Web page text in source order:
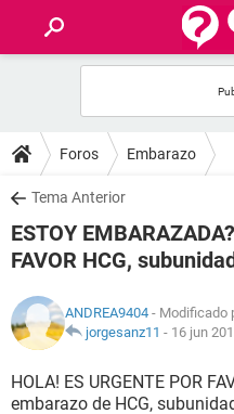
FOROS
SALUD
FAMILIA
NUTRICIÓN
Foros Embarazo
Tema Anterior
ESTOY
FAVOR HCG,
ANDREA9404 - Modificado
jorgesanz11 - 16 jun
HOLA! ES URGENTE POR
embarazo de HCG,